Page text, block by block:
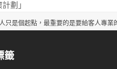
劃」
是個起點，最重要的是要給客人專業
籤